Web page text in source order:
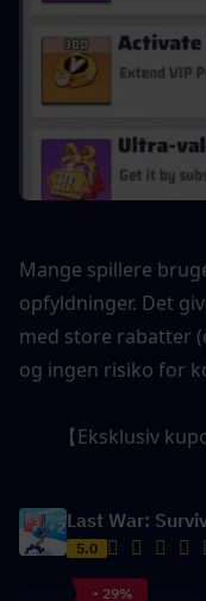
Mange spillere
opfyldninger. Det
med store rabatter
og ingen risiko for
【Eksklusiv
Last War:
5.0
- 29%